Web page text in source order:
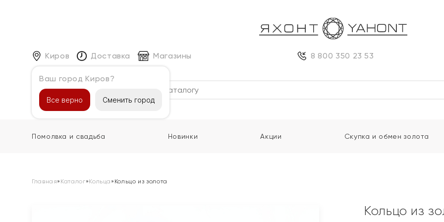
Киров
Ваш город Киров?
Все верно Сменить город
Доставка Магазины 8 800 350 23 53
Каталог
Помолвка и свадьба Новинки Акции Скупка и обмен золота
Главная» Каталог»Кольца » Кольцо из золота
Кольцо из